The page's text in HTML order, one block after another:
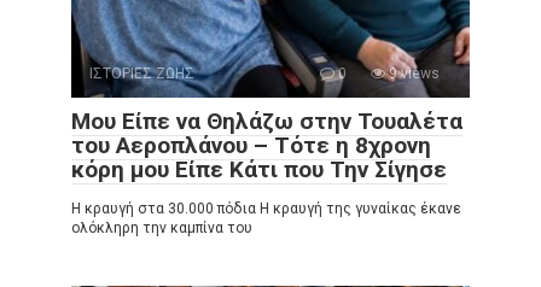
ΙΣΤΟΡΙΕΣ ΖΩΗΣ 0 9 views
Μου Είπε να Θηλάζω στην Τουαλέτα
του Αεροπλάνου – Τότε η 8χρονη
κόρη μου Είπε Κάτι που Την Σίγησε
Η κραυγή στα 30.000 πόδια Η κραυγή της γυναίκας έκανε
ολόκληρη την καμπίνα του